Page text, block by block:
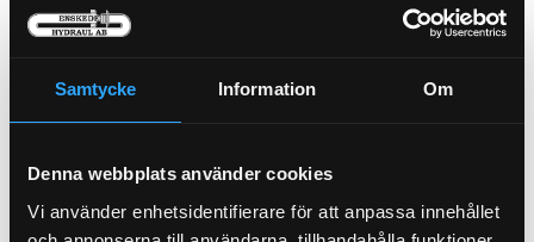
Samtycke Information Om
Denna webbplats använder cookies
Vi använder enhetsidentifierare för att anpassa innehållet
Oljefilter